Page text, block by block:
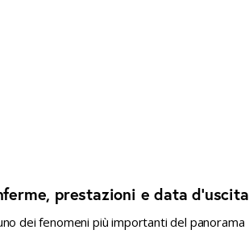
prestazioni e data d’uscita
dei fenomeni più importanti del panorama